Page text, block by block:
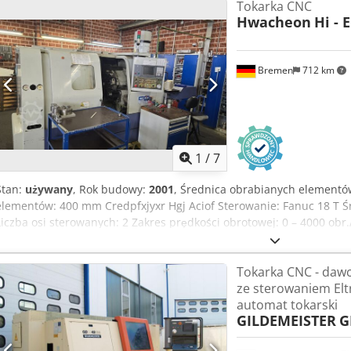
kW, 16 Nm Skok w osiach X/Y/Z: 210/70/450 mm Szybki przesuw w
napędzane hydraulicznie Skok kołnierza: 60 mm
Th Asx Acisrf Wyposażenie/akcesoria: Odprowadzanie
płynu chłodzącego: system IKZ z filtrem
surowca: podajnik krótkich prętów, FMB SL 80 S
elementów z przenośnikiem taśmowym Odprowadzanie
LTA AC 3001 Dodatkowe akcesoria: różne używane, stałe
1 /7
Bremen 712 km
Tokarka CNC
Hwacheon Hi -
używany, Rok budowy: 2001, Średnica obrabianych
400 mm Credpfxjyxr Hgj Aciof Sterowanie: Fanuc 18 T
osi sterowanych: 2 Zakres prędkości obrotowej: 0 – 4000
m/min Liczba narzędzi w głowicy wielonarzędziowej: 12 VDI 40
3,9 x 1,6 x 2,1 m Masa maszyny: ok. 3,9 t Moc napędu:
osie - Tuleja trzypazowa, średnica 200 mm - Odkurzacz wiórów -
Tokarka CNC -
ze sterowaniem
automat tokarski
GILDEMEISTER